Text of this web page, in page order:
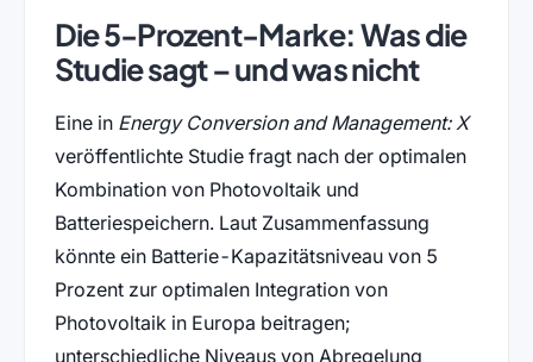
Die 5-Prozent-Marke: Was die
Studie sagt – und was nicht
Eine in Energy Conversion and Management: X
veröffentlichte Studie fragt nach der optimalen
Kombination von Photovoltaik und
Batteriespeichern. Laut Zusammenfassung
könnte ein Batterie-Kapazitätsniveau von 5
Prozent zur optimalen Integration von
Photovoltaik in Europa beitragen;
unterschiedliche Niveaus von Abregelung